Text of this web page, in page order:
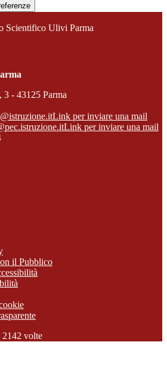
Scientifico Ulivi Parma
- 43125 Parma
Link per inviare una mail
Link per inviare una mail
il Pubblico
2142 volte